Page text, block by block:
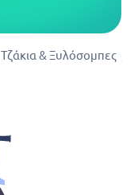
Τζάκια & Ξυλόσομπες